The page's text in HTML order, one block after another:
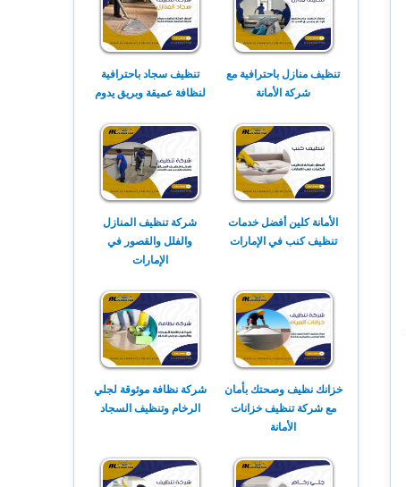
تنظيف منازل باحترافية مع
شركة الأمانة
تنظيف سجاد باحترافية
لنظافة عميقة وبريق يدوم
الأمانة كلين أفضل خدمات
تنظيف كنب في الإمارات
شركة تنظيف المنازل
والفلل والقصور في
الإمارات
خزانك نظيف وصحتك بأمان
مع شركة تنظيف خزانات
الأمانة
شركة نظافة موثوقة لجلي
الرخام وتنظيف السجاد